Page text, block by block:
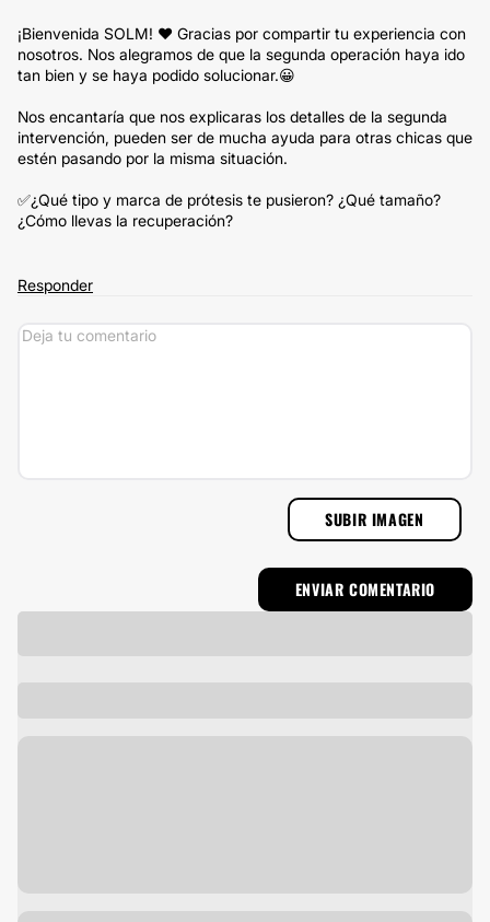
¡Bienvenida SOLM! ❤️ Gracias por compartir tu experiencia con
nosotros. Nos alegramos de que la segunda operación haya ido
tan bien y se haya podido solucionar.😀
Nos encantaría que nos explicaras los detalles de la segunda
intervención, pueden ser de mucha ayuda para otras chicas que
estén pasando por la misma situación.
✅¿Qué tipo y marca de prótesis te pusieron? ¿Qué tamaño?
¿Cómo llevas la recuperación?
Responder
SUBIR IMAGEN